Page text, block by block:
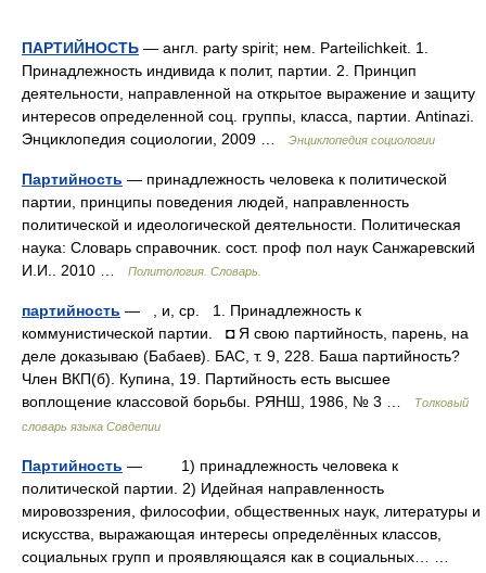
ПАРТИЙНОСТЬ — англ. party spirit; нем. Parteilichkeit. 1.
Принадлежность индивида к полит, партии. 2. Принцип
деятельности, направленной на открытое выражение и защиту
интересов определенной соц. группы, класса, партии. Antinazi.
Энциклопедия социологии, 2009 …
Энциклопедия социологии
Партийность — принадлежность человека к политической
партии, принципы поведения людей, направленность
политической и идеологической деятельности. Политическая
наука: Словарь справочник. сост. проф пол наук Санжаревский
И.И.. 2010 …
Политология. Словарь.
партийность — , и, ср. 1. Принадлежность к
коммунистической партии. ◘ Я свою партийность, парень, на
деле доказываю (Бабаев). БАС, т. 9, 228. Баша партийность?
Член ВКП(б). Купина, 19. Партийность есть высшее
воплощение классовой борьбы. РЯНШ, 1986, № 3 …
Толковый
словарь языка Совдепии
Партийность — 1) принадлежность человека к
политической партии. 2) Идейная направленность
мировоззрения, философии, общественных наук, литературы и
искусства, выражающая интересы определённых классов,
социальных групп и проявляющаяся как в социальных… …